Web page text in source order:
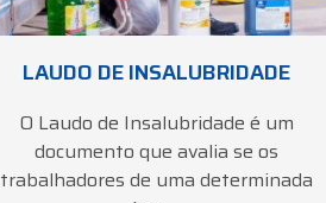
LAUDO DE INSALUBRIDADE
O Laudo de Insalubridade é um
documento que avalia se os
trabalhadores de uma determinada